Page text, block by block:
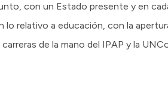
con un Estado presente y en
relativo a educación, con la
de la mano del IPAP y la